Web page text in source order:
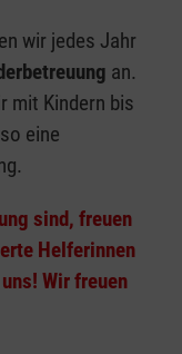
wir jedes Jahr
an.
mit Kindern bis
eine
sind, freuen
Helferinnen
Wir freuen